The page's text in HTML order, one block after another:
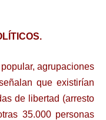
agrupaciones
que existirían
de libertad (arresto
35.000 personas